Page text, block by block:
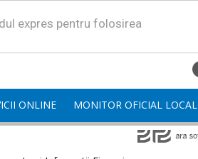
expres pentru folosirea
ONLINE MONITOR OFICIAL LOCAL